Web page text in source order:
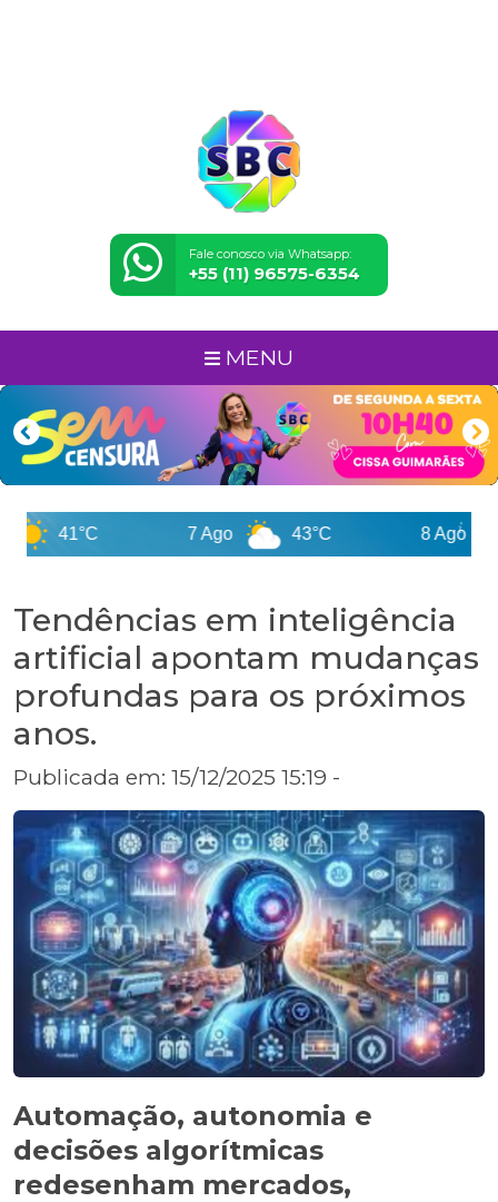
Fale conosco via Whatsapp:
+55 (11) 96575-6354
MENU
41°C 43°C
Tendências em inteligência
artificial apontam mudanças
profundas para os próximos
anos.
Publicada em: 15/12/2025 15:19 -
Automação, autonomia e
decisões algorítmicas
redesenham mercados,